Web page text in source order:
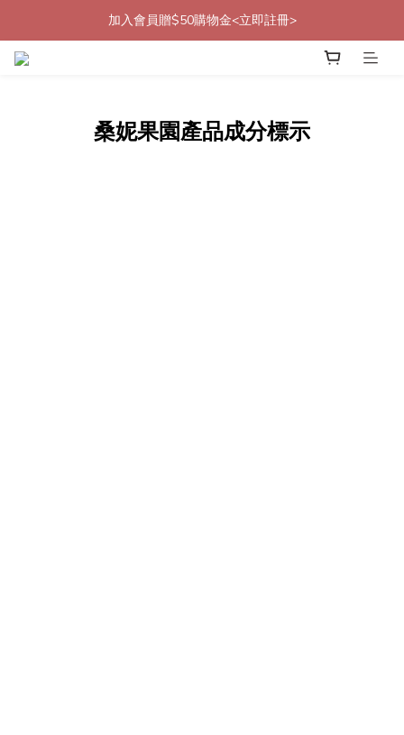
加入會員贈$50購物金<立即註冊>
加入會員贈$50購物金<立即註冊>
桑妮果園產品成分標示